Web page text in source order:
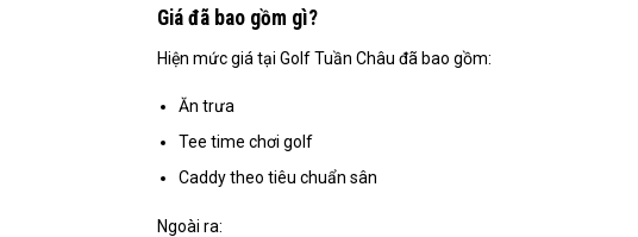
Giá đã bao gồm gì?
Hiện mức giá tại Golf Tuần Châu đã bao gồm:
Ăn trưa
Tee time chơi golf
Caddy theo tiêu chuẩn sân
Ngoài ra: